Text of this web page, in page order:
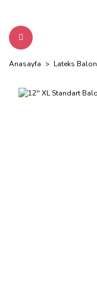
Anasayfa Lateks Balon